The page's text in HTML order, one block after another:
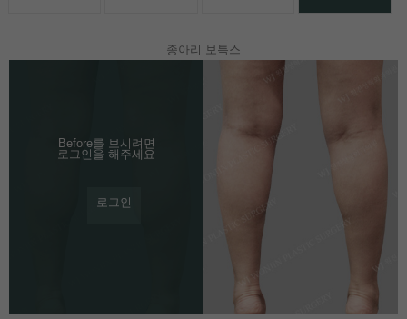
종아리 보톡스
Before를 보시려면
로그인을 해주세요
로그인